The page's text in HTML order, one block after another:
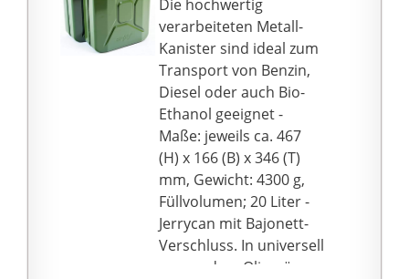
Die hochwertig
verarbeiteten Metall-
Kanister sind ideal zum
Transport von Benzin,
Diesel oder auch Bio-
Ethanol geeignet -
Maße: jeweils ca. 467
(H) x 166 (B) x 346 (T)
mm, Gewicht: 4300 g,
Füllvolumen; 20 Liter -
Jerrycan mit Bajonett-
Verschluss. In universell
passendem Olivgrün